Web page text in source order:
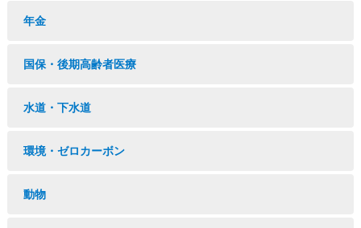
年金
国保・後期高齢者医療
水道・下水道
環境・ゼロカーボン
動物